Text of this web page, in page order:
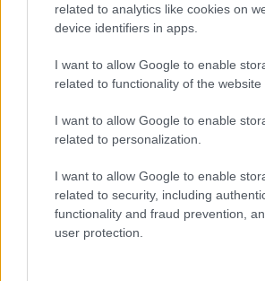
related to analytics like cookies on
device identifiers in apps.
I want to allow Google to enable
related to functionality of the website
I want to allow Google to enable
related to personalization.
I want to allow Google to enable
related to security, including
functionality and fraud prevention,
user protection.
Giuseppe Vitagliano,